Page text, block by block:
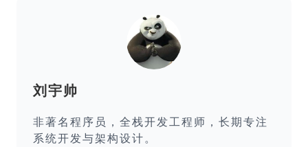
刘宇帅
非著名程序员，全栈开发工程师，长期专注
系统开发与架构设计。